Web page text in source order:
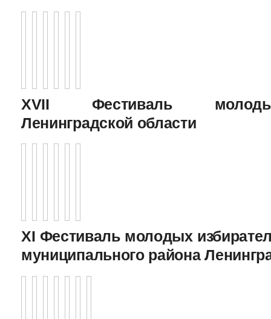
XVII Фестиваль
Ленинградской области
XI Фестиваль молодых
муниципального района